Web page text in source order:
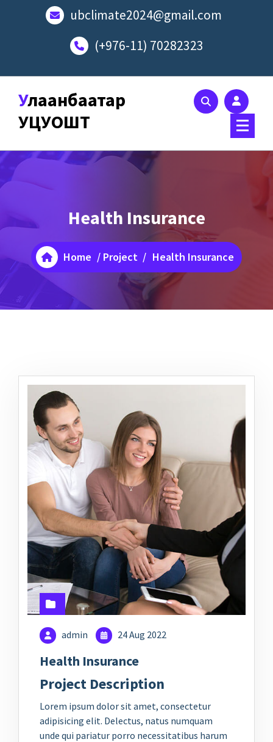
ubclimate2024@gmail.com
(+976-11) 70282323
Улаанбаатар
УЦУОШТ
Health Insurance
Home / Project / Health Insurance
admin 24 Aug 2022
Health Insurance
Project Description
Lorem ipsum dolor sit amet, consectetur
adipisicing elit. Delectus, natus numquam
unde qui pariatur porro necessitatibus harum